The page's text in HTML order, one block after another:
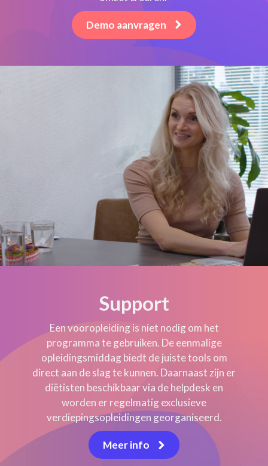
Demo aanvragen
Support
Een vooropleiding is niet nodig om het
programma te gebruiken. De eenmalige
opleidingsmiddag biedt de juiste tools om
direct aan de slag te kunnen. Daarnaast zijn er
diëtisten beschikbaar via de helpdesk en
worden er regelmatig exclusieve
verdiepingsopleidingen georganiseerd.
Meer info